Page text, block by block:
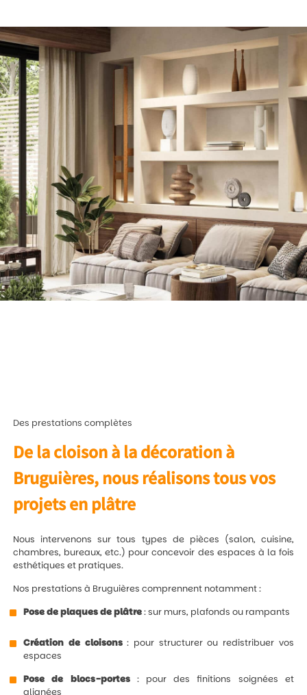
Des prestations complètes
De la cloison à la décoration à
Bruguières, nous réalisons tous vos
projets en plâtre
Nous intervenons sur tous types de pièces (salon, cuisine,
chambres, bureaux, etc.) pour concevoir des espaces à la fois
esthétiques et pratiques.
Nos prestations à Bruguières comprennent notamment :
Pose de plaques de plâtre: sur murs, plafonds ou rampants
Création de cloisons: pour structurer ou redistribuer vos
espaces
Pose de blocs-portes: pour des finitions soignées et
alignées